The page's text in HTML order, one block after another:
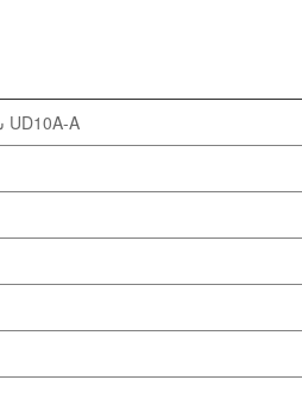
سرير لينسي أبيض مُنجّد مع لوح أمامي من الجلد UD10A-A